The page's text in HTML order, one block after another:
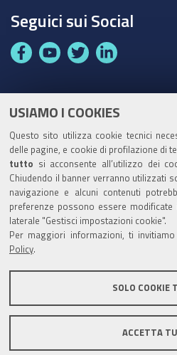
USIAMO I COOKIES
Questo sito utilizza cookie tecnici
delle pagine, e cookie di profilazione di
tutto si acconsente all’utilizzo dei
Chiudendo il banner verranno utilizzati
navigazione e alcuni contenuti
preferenze possono essere
laterale "Gestisci impostazioni cookie".
Per maggiori informazioni, ti
Policy
SOLO COOKIE
ACCETTA
Seguici sui Social
F
e
o
o
k
Y
t
b
e
T
t
e
r
L
k
d
I
n
Codice Univoco Ufficio:
I soggetti privati potranno
tramite PagoPA con Modalità
pagamento al seguente link
Codice IBAN per le pubbliche
Banca D’Italia: